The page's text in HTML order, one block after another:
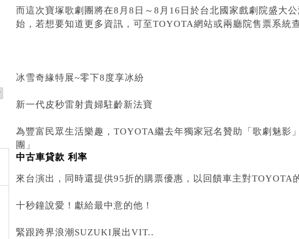
而這次寶塚歌劇團將在8月8日～8月16日於台北國家戲劇院盛大
始，若想要知道更多資訊，可至TOYOTA網站或兩廳院售票系統
冰雪奇緣特展~零下8度享冰紛
新一代皮秒雷射貴婦駐齡新法寶
為豐富民眾生活樂趣，TOYOTA繼去年獨家冠名贊助「歌劇魅影
團」
中古車貸款 利率
來台演出，同時還提供95折的購票優惠，以回饋車主對TOYOTA
十秒鐘說愛！獻給最中意的他！
緊跟跨界浪潮SUZUKI展出VIT..